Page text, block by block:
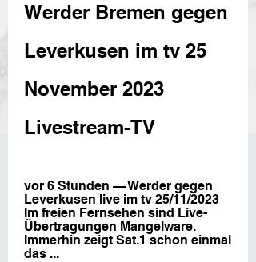
Werder Bremen gegen
Leverkusen im tv 25
November 2023
Livestream-TV
vor 6 Stunden — Werder gegen
Leverkusen live im tv 25/11/2023
Im freien Fernsehen sind Live-
Übertragungen Mangelware.
Immerhin zeigt Sat.1 schon einmal
das ...